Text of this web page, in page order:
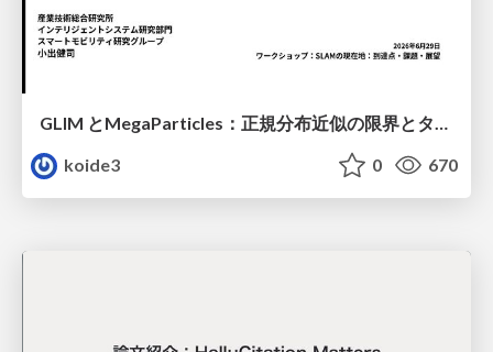
GLIM とMegaParticles：正規分布近似の限界とタイトカップリング＆パーティクルフィルタの進展 / GLIM and MegaParticles : Progress of the distribution representation in SLAM
koide3
0 670